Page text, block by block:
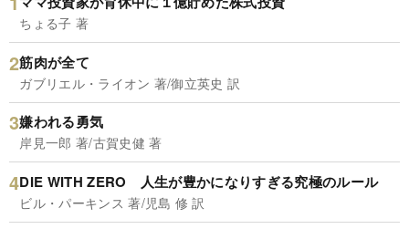
ちょる子 著
筋肉が全て
ガブリエル・ライオン 著/御立英史 訳
嫌われる勇気
岸見一郎 著/古賀史健 著
DIE WITH ZERO 人生が豊かになりすぎる究極のルール
ビル・パーキンス 著/児島 修 訳